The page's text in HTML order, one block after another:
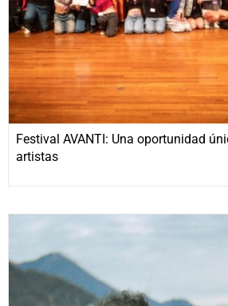
Festival AVANTI: Una oportunidad
artistas